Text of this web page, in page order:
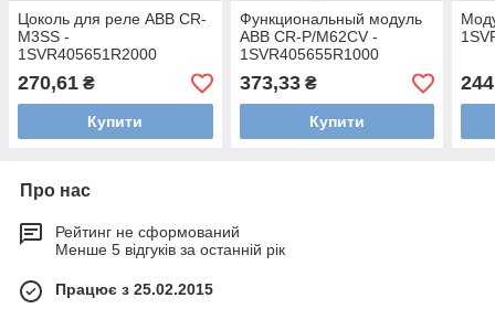
Цоколь для реле ABB CR-
M3SS -
1SVR405651R2000
270,61 ₴
Купити
Функциональный модуль
ABB CR-P/M62CV -
1SVR405655R1000
373,33₴
Купити
Про нас
Рейтинг не сформований
Менше 5 відгуків за останній рік
Працює з 25.02.2015